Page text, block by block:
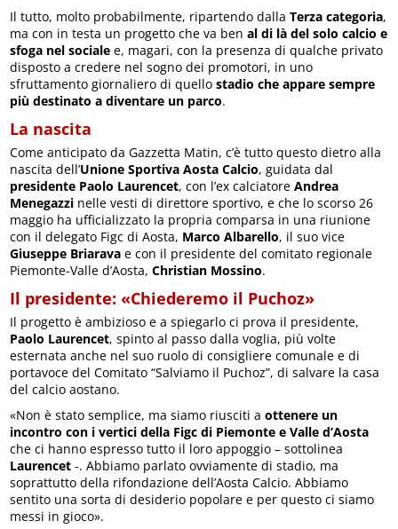
Il tutto, molto probabilmente, ripartendo dallaTerza categoria,
ma con in testa un progetto che va benal di là del solo calcio e
sfoga nel sociale e, magari, con la presenza di qualche privato
disposto a credere nel sogno dei promotori, in uno
sfruttamento giornaliero di quellostadio che appare sempre
più destinato a diventare un parco.
La nascita
Come anticipato da Gazzetta Matin, c’è tutto questo dietro alla
nascita dell’Unione Sportiva Aosta Calcio, guidata dal
presidente Paolo Laurencet, con l’ex calciatoreAndrea
Menegazzi nelle vesti di direttore sportivo, e che lo scorso 26
maggio ha ufficializzato la propria comparsa in una riunione
con il delegato Figc di Aosta, Marco Albarello, il suo vice
Giuseppe Briarava e con il presidente del comitato regionale
Piemonte-Valle d’Aosta,Christian Mossino.
Il presidente: «Chiederemo il Puchoz»
Il progetto è ambizioso e a spiegarlo ci prova il presidente,
Paolo Laurencet, spinto al passo dalla voglia, più volte
esternata anche nel suo ruolo di consigliere comunale e di
portavoce del Comitato “Salviamo il Puchoz”, di salvare la casa
del calcio aostano.
«Non è stato semplice, ma siamo riusciti aottenere un
incontro con i vertici della Figc di Piemonte e Valle d’Aosta
che ci hanno espresso tutto il loro appoggio – sottolinea
Laurencet -. Abbiamo parlato ovviamente di stadio, ma
soprattutto della rifondazione dell’Aosta Calcio. Abbiamo
sentito una sorta di desiderio popolare e per questo ci siamo
messi in gioco».